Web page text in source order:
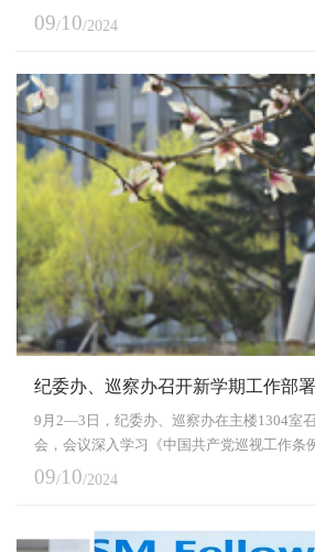
院执行院长徐峰在主楼1401室会见来访客人
研究智库的情况，并邀请东北大学中国东北
徐峰对张鸣一行的到访表示欢迎，并对辽宁
09/10/2024
纪委办、巡察办召开新学期工作部
9月2—3日，纪委办、巡察办在主楼1304室
会，会议深入学习《中国共产党巡视工作条
重点工作对下半年工作进行安排部署。校党
平总书记给东北大学全体师生重要回信精神
09/10/2024